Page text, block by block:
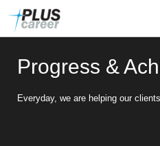
Progress &
Everyday, we are helping our